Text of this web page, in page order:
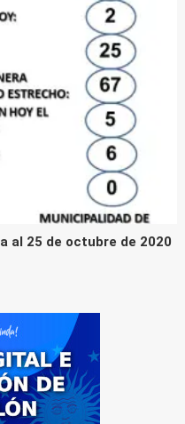
al 25 de octubre de 2020